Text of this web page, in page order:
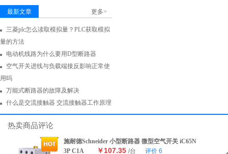
最新文章 更多>
三菱plc怎么读取模拟量？PLC获取模拟
量的方法
电动机线路为什么要用D型断路器
空气开关进线与负载端接反影响正常使
用吗
万能式断路器的故障及解决
什么是交流接触器 交流接触器工作原理
热卖商品评论
施耐德Schneider 小型断路器 微型空气开关 iC65N
3P C1A
￥107.35 /台 评价 6